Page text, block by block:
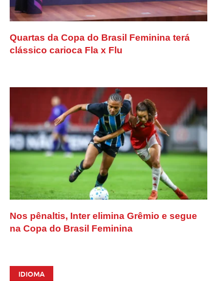
Quartas da Copa do Brasil Feminina terá
clássico carioca Fla x Flu
Nos pênaltis, Inter elimina Grêmio e segue
na Copa do Brasil Feminina
IDIOMA